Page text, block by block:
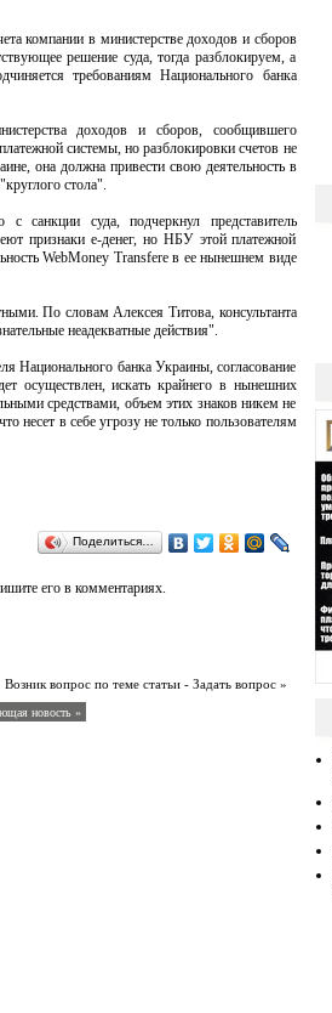
компании в министерстве доходов и сборов
решение суда, тогда разблокируем, а
требованиям Национального банка
доходов и сборов, сообщившего
системы, но разблокировки счетов не
она должна привести свою деятельность в
стола".
с санкции суда, подчеркнул представитель
признаки е-денег, но НБУ этой платежной
WebMoney Transfere в ее нынешнем виде
По словам Алексея Титова, консультанта
неадекватные действия".
Национального банка Украины, согласование
осуществлен, искать крайнего в нынешних
средствами, объем этих знаков никем не
несет в себе угрозу не только пользователям
Поделиться…
его в комментариях.
Возник вопрос по теме статьи - Задать вопрос »
новость »